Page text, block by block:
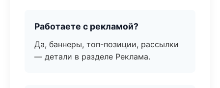
Работаете с рекламой?
Да, баннеры, топ-позиции, рассылки
— детали в разделе Реклама.